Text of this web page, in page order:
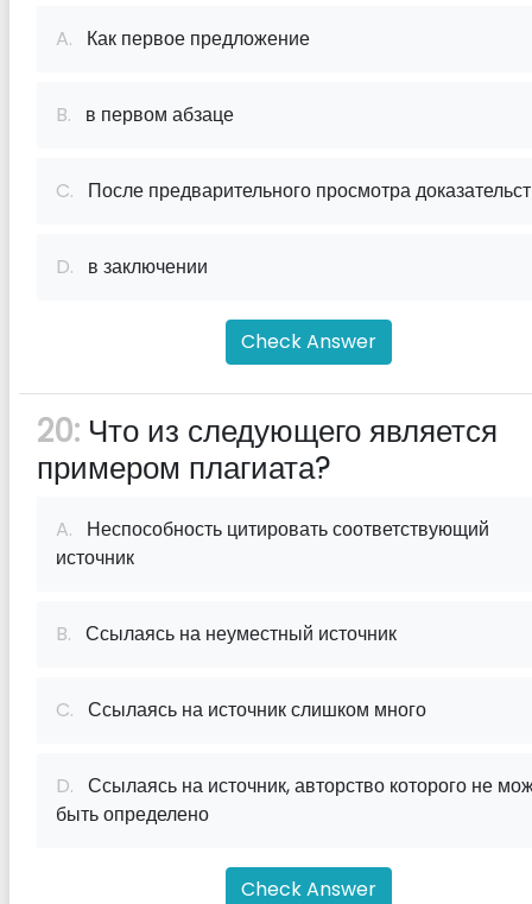
A. Как первое предложение
B. в первом абзаце
C. После предварительного просмотра
D. в заключении
Check Answer
20: Что из следующего является
примером плагиата?
A. Неспособность цитировать соответствующий
источник
B. Ссылаясь на неуместный источник
C. Ссылаясь на источник слишком много
D. Ссылаясь на источник, авторство которого не
быть определено
Check Answer